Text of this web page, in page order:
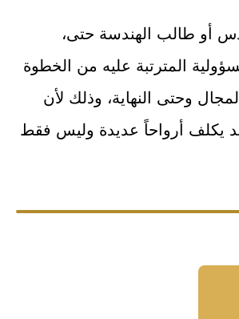
أو طالب الهندسة حتى،
المترتبة عليه من الخطوة
وحتى النهاية، وذلك لأن
يكلف أرواحاً عديدة وليس فقط